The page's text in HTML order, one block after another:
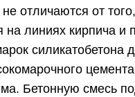
не отличаются от
на линиях кирпича и
силикатобетона
Бетонную смесь